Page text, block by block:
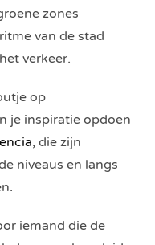
zones
van de stad
verkeer.
op
je inspiratie opdoen
, die zijn
niveaus en langs
iemand die de